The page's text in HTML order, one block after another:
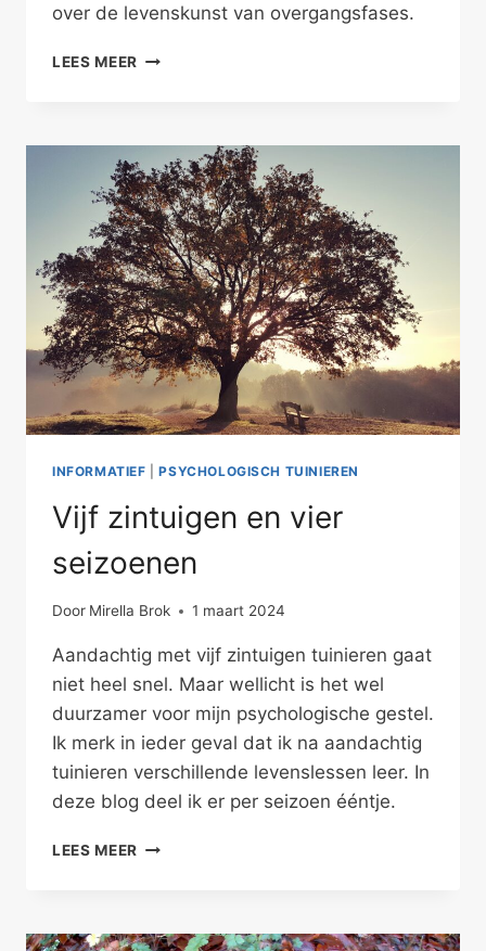
over de levenskunst van overgangsfases.
LEES MEER DE
INFORMATIEF |PSYCHOLOGISCH TUINIEREN
Vijf zintuigen en vier
seizoenen
Door Mirella Brok 1 maart 2024
Aandachtig met vijf zintuigen tuinieren gaat
niet heel snel. Maar wellicht is het wel
duurzamer voor mijn psychologische gestel.
Ik merk in ieder geval dat ik na aandachtig
tuinieren verschillende levenslessen leer. In
deze blog deel ik er per seizoen ééntje.
LEES MEER VIJF
SEIZOENEN